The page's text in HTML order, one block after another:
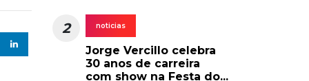
2 noticias
Jorge Vercillo celebra
30 anos de carreira
com show na Festa do...